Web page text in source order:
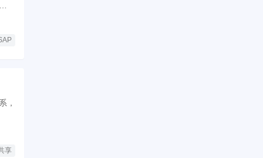
第
，
享